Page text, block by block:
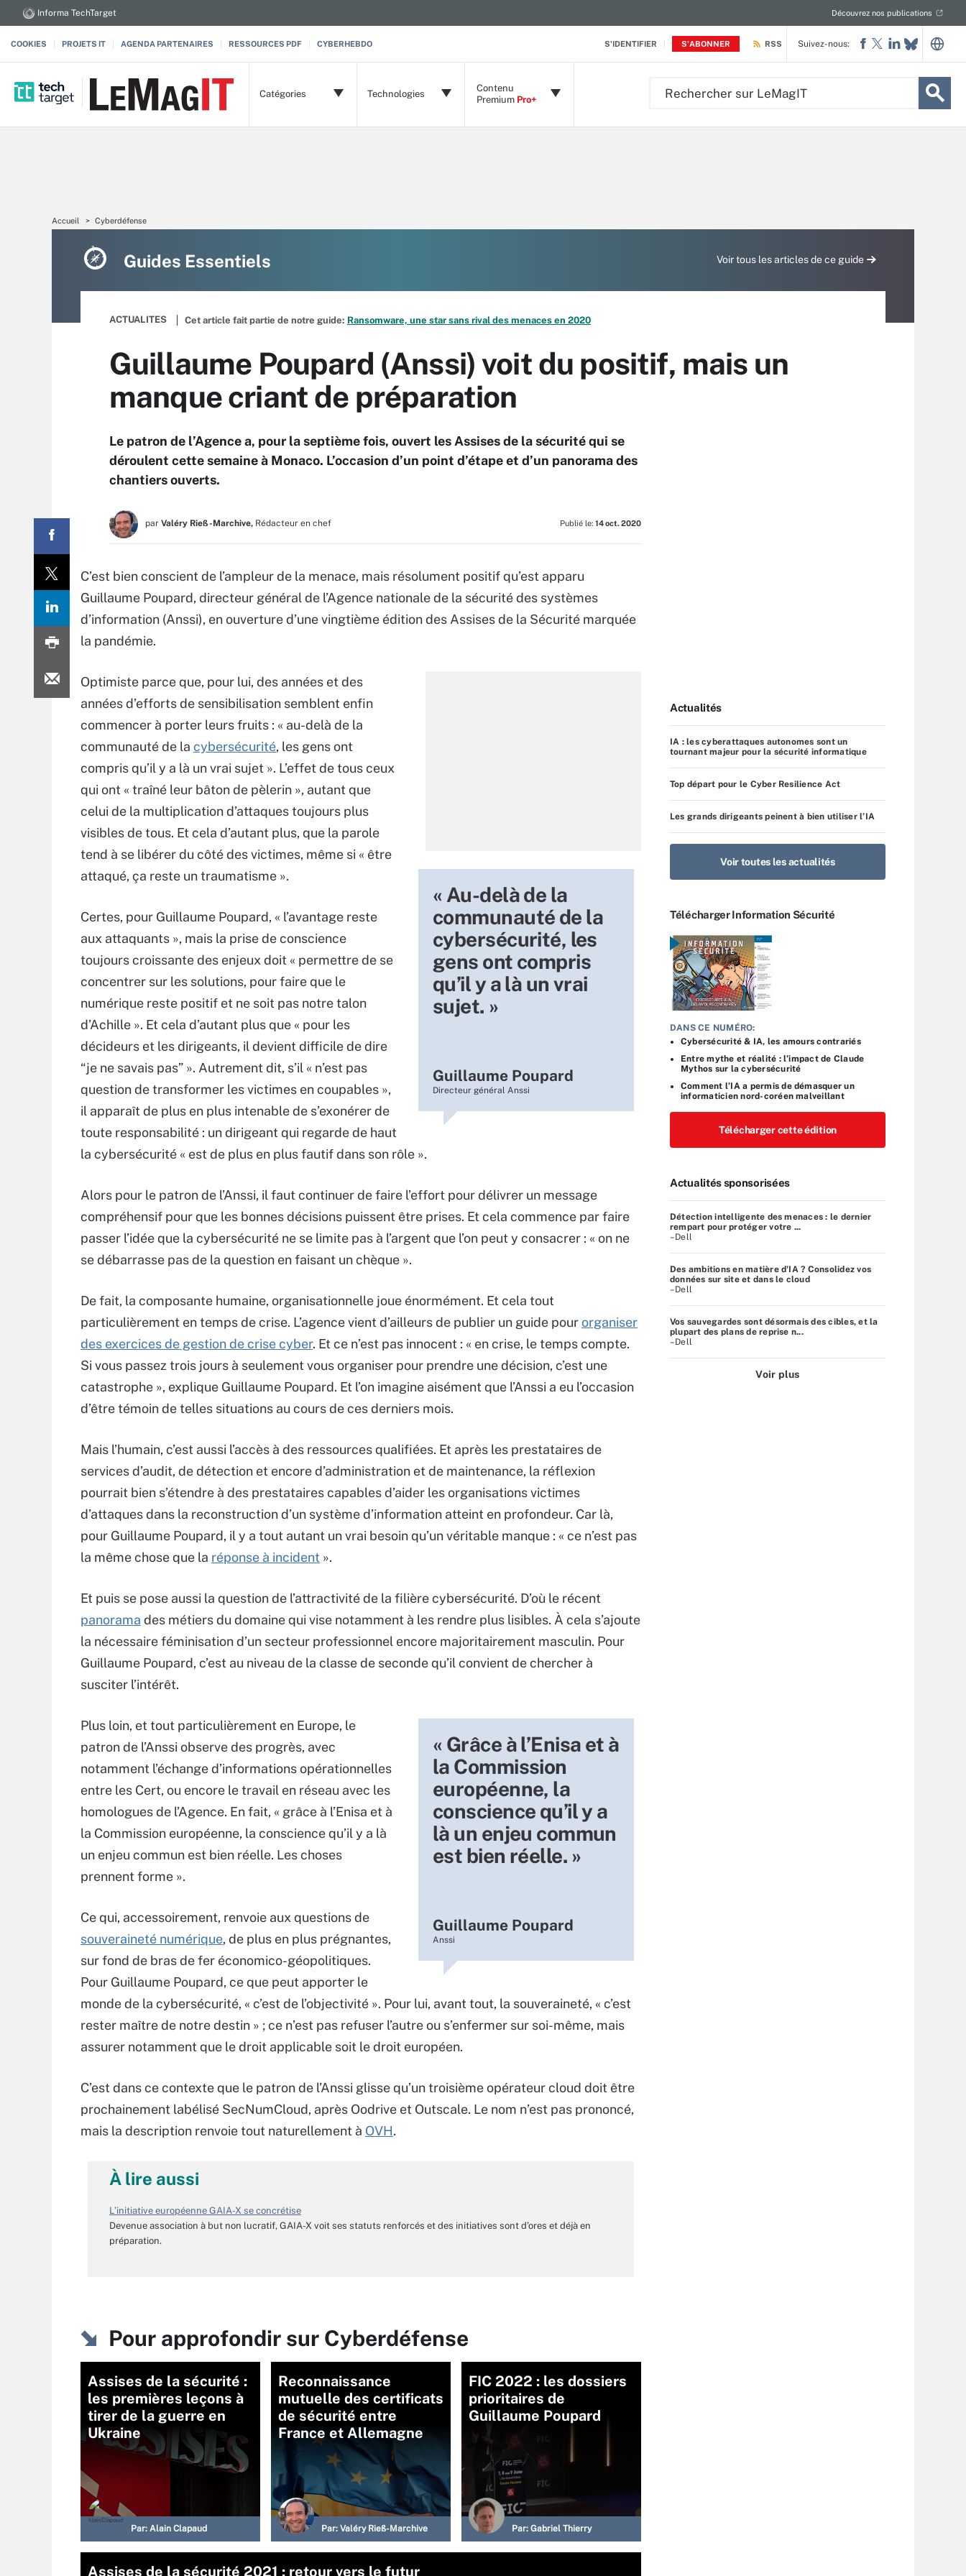
S'IDENTIFIER S'ABONNER
Informa TechTarget Découvrez nos publications
COOKIES PROJETS IT AGENDA PARTENAIRES RESSOURCES PDF CYBERHEBDO RSS
Catégories Technologies
Contenu
Premium Pro+
Suivez-nous:
Accueil Cyberdéfense
Guides Essentiels Voir tous les articles de ce guide
ACTUALITES Cet article fait partie de notre guide: Ransomware, une star sans rival des menaces en 2020
Guillaume Poupard (Anssi) voit du positif, mais un
manque criant de préparation
Le patron de l’Agence a, pour la septième fois, ouvert les Assises de la sécurité qui se
déroulent cette semaine à Monaco. L’occasion d’un point d’étape et d’un panorama des
chantiers ouverts.
par Valéry Rieß-Marchive, Rédacteur en chef Publié le: 14 oct. 2020
C’est bien conscient de l’ampleur de la menace, mais résolument positif qu’est apparu
Guillaume Poupard, directeur général de l’Agence nationale de la sécurité des systèmes
d’information (Anssi), en ouverture d’une vingtième édition des Assises de la Sécurité marquée
la pandémie.
« Au-delà de la
communauté de la
cybersécurité, les
gens ont compris
qu’il y a là un vrai
sujet. »
Guillaume Poupard
Directeur général Anssi
Optimiste parce que, pour lui, des années et des
années d’efforts de sensibilisation semblent enfin
commencer à porter leurs fruits : « au-delà de la
communauté de la cybersécurité, les gens ont
compris qu’il y a là un vrai sujet ». L’effet de tous ceux
qui ont « traîné leur bâton de pèlerin », autant que
celui de la multiplication d’attaques toujours plus
visibles de tous. Et cela d’autant plus, que la parole
tend à se libérer du côté des victimes, même si « être
attaqué, ça reste un traumatisme ».
Certes, pour Guillaume Poupard, « l’avantage reste
aux attaquants », mais la prise de conscience
toujours croissante des enjeux doit « permettre de se
concentrer sur les solutions, pour faire que le
numérique reste positif et ne soit pas notre talon
d’Achille ». Et cela d’autant plus que « pour les
décideurs et les dirigeants, il devient difficile de dire
“je ne savais pas” ». Autrement dit, s’il « n’est pas
question de transformer les victimes en coupables »,
il apparaît de plus en plus intenable de s’exonérer de
toute responsabilité : un dirigeant qui regarde de haut
la cybersécurité « est de plus en plus fautif dans son rôle ».
Alors pour le patron de l’Anssi, il faut continuer de faire l’effort pour délivrer un message
compréhensif pour que les bonnes décisions puissent être prises. Et cela commence par faire
passer l’idée que la cybersécurité ne se limite pas à l’argent que l’on peut y consacrer : « on ne
se débarrasse pas de la question en faisant un chèque ».
De fait, la composante humaine, organisationnelle joue énormément. Et cela tout
particulièrement en temps de crise. L’agence vient d’ailleurs de publier un guide pourorganiser
des exercices de gestion de crise cyber. Et ce n’est pas innocent : « en crise, le temps compte.
Si vous passez trois jours à seulement vous organiser pour prendre une décision, c’est une
catastrophe », explique Guillaume Poupard. Et l’on imagine aisément que l’Anssi a eu l’occasion
d’être témoin de telles situations au cours de ces derniers mois.
Mais l’humain, c’est aussi l’accès à des ressources qualifiées. Et après les prestataires de
services d’audit, de détection et encore d’administration et de maintenance, la réflexion
pourrait bien s’étendre à des prestataires capables d’aider les organisations victimes
d’attaques dans la reconstruction d’un système d’information atteint en profondeur. Car là,
pour Guillaume Poupard, il y a tout autant un vrai besoin qu’un véritable manque : « ce n’est pas
la même chose que la réponse à incident ».
Et puis se pose aussi la question de l’attractivité de la filière cybersécurité. D’où le récent
panorama des métiers du domaine qui vise notamment à les rendre plus lisibles. À cela s’ajoute
la nécessaire féminisation d’un secteur professionnel encore majoritairement masculin. Pour
Guillaume Poupard, c’est au niveau de la classe de seconde qu’il convient de chercher à
susciter l’intérêt.
« Grâce à l’Enisa et à
la Commission
européenne, la
conscience qu’il y a
là un enjeu commun
est bien réelle. »
Guillaume Poupard
Anssi
Plus loin, et tout particulièrement en Europe, le
patron de l’Anssi observe des progrès, avec
notamment l’échange d’informations opérationnelles
entre les Cert, ou encore le travail en réseau avec les
homologues de l’Agence. En fait, « grâce à l’Enisa et à
la Commission européenne, la conscience qu’il y a là
un enjeu commun est bien réelle. Les choses
prennent forme ».
Ce qui, accessoirement, renvoie aux questions de
souveraineté numérique, de plus en plus prégnantes,
sur fond de bras de fer économico-géopolitiques.
Pour Guillaume Poupard, ce que peut apporter le
monde de la cybersécurité, « c’est de l’objectivité ». Pour lui, avant tout, la souveraineté, « c’est
rester maître de notre destin » ; ce n’est pas refuser l’autre ou s’enfermer sur soi-même, mais
assurer notamment que le droit applicable soit le droit européen.
C’est dans ce contexte que le patron de l’Anssi glisse qu’un troisième opérateur cloud doit être
prochainement labélisé SecNumCloud, après Oodrive et Outscale. Le nom n’est pas prononcé,
mais la description renvoie tout naturellement à OVH.
À lire aussi
L’initiative européenne GAIA-X se concrétise
Devenue association à but non lucratif, GAIA-X voit ses statuts renforcés et des initiatives sont d’ores et déjà en
préparation.
Pour approfondir sur Cyberdéfense
Assises de la sécurité :
les premières leçons à
tirer de la guerre en
Ukraine
Par: Alain Clapaud
Reconnaissance
mutuelle des certificats
de sécurité entre
France et Allemagne
Par: Valéry Rieß-Marchive
FIC 2022 : les dossiers
prioritaires de
Guillaume Poupard
Par: Gabriel Thierry
Assises de la sécurité 2021 : retour vers le futur
Actualités
IA : les cyberattaques autonomes sont un
tournant majeur pour la sécurité informatique
Top départ pour le Cyber Resilience Act
Les grands dirigeants peinent à bien utiliser l’IA
Voir toutes les actualités
Télécharger Information Sécurité
DANS CE NUMÉRO:
Cybersécurité & IA, les amours contrariés
Entre mythe et réalité : l’impact de Claude
Mythos sur la cybersécurité
Comment l’IA a permis de démasquer un
informaticien nord-coréen malveillant
Télécharger cette édition
Actualités sponsorisées
Détection intelligente des menaces : le dernier
rempart pour protéger votre ...
–Dell
Des ambitions en matière d'IA ? Consolidez vos
données sur site et dans le cloud
–Dell
Vos sauvegardes sont désormais des cibles, et la
plupart des plans de reprise n...
–Dell
Voir plus